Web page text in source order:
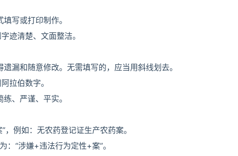
写或打印制作。
迹清楚、文面整洁。
漏和随意修改。无需填写的，应当用斜线划去。
拉伯数字。
、严谨、平实。
，例如：无农药登记证生产农药案。
：“涉嫌+违法行为定性+案”。